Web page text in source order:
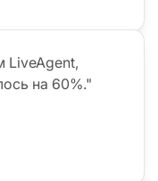
LiveAgent,
на 60%."